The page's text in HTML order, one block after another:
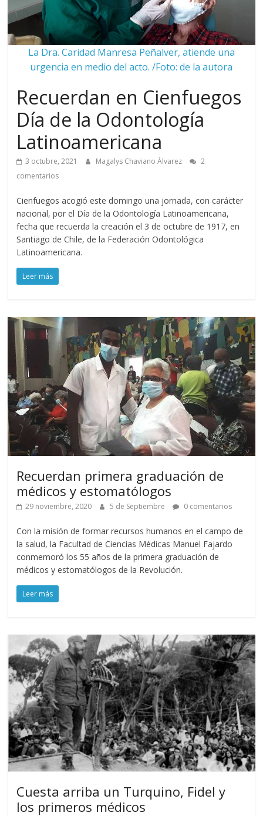
La Dra. Caridad Manresa Peñalver, atiende una
urgencia en medio del acto. /Foto: de la autora
Recuerdan en Cienfuegos
Día de la Odontología
Latinoamericana
3 octubre, 2021 Magalys Chaviano Álvarez
2
comentarios
Cienfuegos acogió este domingo una jornada, con carácter
nacional, por el Día de la Odontología Latinoamericana,
fecha que recuerda la creación el 3 de octubre de 1917, en
Santiago de Chile, de la Federación Odontológica
Latinoamericana.
Leer más
Recuerdan primera graduación de
médicos y estomatólogos
29 noviembre, 2020 5 de Septiembre 0 comentarios
Con la misión de formar recursos humanos en el campo de
la salud, la Facultad de Ciencias Médicas Manuel Fajardo
conmemoró los 55 años de la primera graduación de
médicos y estomatólogos de la Revolución.
Leer más
Cuesta arriba un Turquino, Fidel y
los primeros médicos